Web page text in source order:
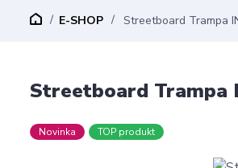
E-SHOP Streetboard Trampa
Streetboard Trampa
Novinka TOP produkt